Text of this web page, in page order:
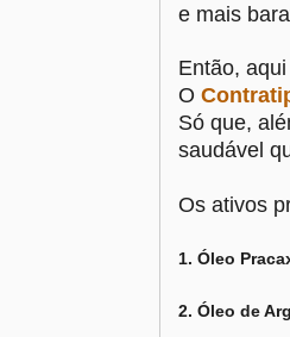
e mais
Então,
O
Só que,
saudável
Os ativos
1. Óleo
2. Óleo de